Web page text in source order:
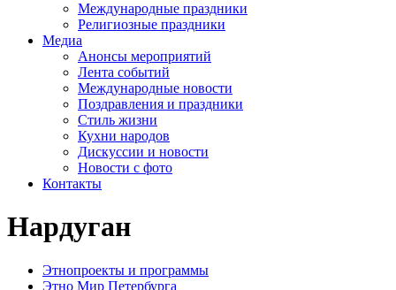
Международные праздники
Религиозные праздники
Медиа
Анонсы мероприятий
Лента событий
Международные новости
Поздравления и праздники
Cтиль жизни
Кухни народов
Дискуссии и новости
Новости с фото
Контакты
Нардуган
Этнопроекты и программы
Этно Мир Петербурга